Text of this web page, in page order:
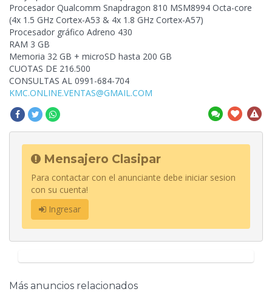
Procesador Qualcomm Snapdragon 810 MSM8994 Octa-core
(4x 1.5 GHz Cortex-A53 & 4x 1.8 GHz Cortex-A57)
Procesador gráfico Adreno 430
RAM 3 GB
Memoria 32 GB + microSD hasta 200 GB
CUOTAS DE 216.500
CONSULTAS AL 0991-684-704
KMC.ONLINE.VENTAS@GMAIL.COM
Mensajero Clasipar
Para contactar con el anunciante debe iniciar sesion
con su cuenta!
Ingresar
Más anuncios relacionados